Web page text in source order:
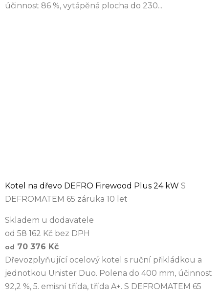
účinnost 86 %, vytápěná plocha do 230...
Kotel na dřevo DEFRO Firewood Plus 24 kW S
DEFROMATEM 65 záruka 10 let
Skladem u dodavatele
od 58 162 Kč bez DPH
od 70 376 Kč
Dřevozplyňující ocelový kotel s ruční přikládkou a
jednotkou Unister Duo. Polena do 400 mm, účinnost
92,2 %, 5. emisní třída, třída A+. S DEFROMATEM 65